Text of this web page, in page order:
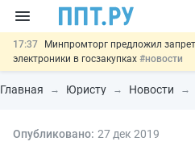
17:37
Минпромторг предложил
электроники в госзакупках #новости
17:13 Подписан указ об отмене
недружественных стран
#новости
15:51 МВД запускает
Главная Юристу Новости
Опубликовано: 27 дек 2019